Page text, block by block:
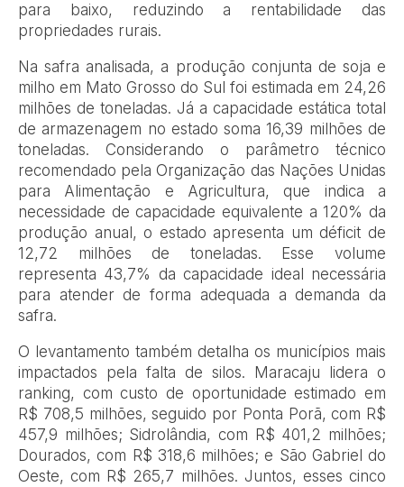
para baixo, reduzindo a rentabilidade das
propriedades rurais.
Na safra analisada, a produção conjunta de soja e
milho em Mato Grosso do Sul foi estimada em 24,26
milhões de toneladas. Já a capacidade estática total
de armazenagem no estado soma 16,39 milhões de
toneladas. Considerando o parâmetro técnico
recomendado pela Organização das Nações Unidas
para Alimentação e Agricultura, que indica a
necessidade de capacidade equivalente a 120% da
produção anual, o estado apresenta um déficit de
12,72 milhões de toneladas. Esse volume
representa 43,7% da capacidade ideal necessária
para atender de forma adequada a demanda da
safra.
O levantamento também detalha os municípios mais
impactados pela falta de silos. Maracaju lidera o
ranking, com custo de oportunidade estimado em
R$ 708,5 milhões, seguido por Ponta Porã, com R$
457,9 milhões; Sidrolândia, com R$ 401,2 milhões;
Dourados, com R$ 318,6 milhões; e São Gabriel do
Oeste, com R$ 265,7 milhões. Juntos, esses cinco